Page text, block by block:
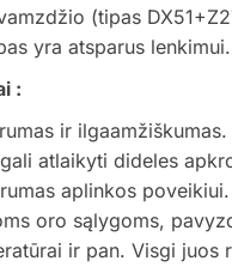
(tipas
yra atsparus lenkimui.
:
ir
atlaikyti dideles
aplinkos
oro sąlygoms,
ir pan. Visgi juos